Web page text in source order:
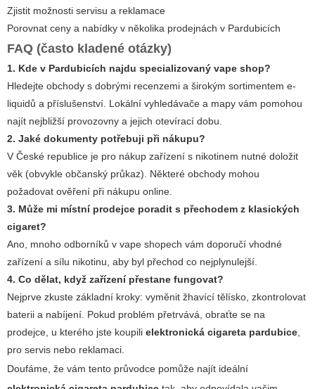
Zjistit možnosti servisu a reklamace
Porovnat ceny a nabídky v několika prodejnách v Pardubicích
FAQ (často kladené otázky)
1. Kde v Pardubicích najdu specializovaný vape shop?
Hledejte obchody s dobrými recenzemi a širokým sortimentem e-
liquidů a příslušenství. Lokální vyhledávače a mapy vám pomohou
najít nejbližší provozovny a jejich otevírací dobu.
2. Jaké dokumenty potřebuji při nákupu?
V České republice je pro nákup zařízení s nikotinem nutné doložit
věk (obvykle občanský průkaz). Některé obchody mohou
požadovat ověření při nákupu online.
3. Může mi místní prodejce poradit s přechodem z klasických
cigaret?
Ano, mnoho odborníků v vape shopech vám doporučí vhodné
zařízení a sílu nikotinu, aby byl přechod co nejplynulejší.
4. Co dělat, když zařízení přestane fungovat?
Nejprve zkuste základní kroky: vyměnit žhavící tělísko, zkontrolovat
baterii a nabíjení. Pokud problém přetrvává, obraťte se na
prodejce, u kterého jste koupili elektronická cigareta pardubice
pro servis nebo reklamaci.
Doufáme, že vám tento průvodce pomůže najít ideální